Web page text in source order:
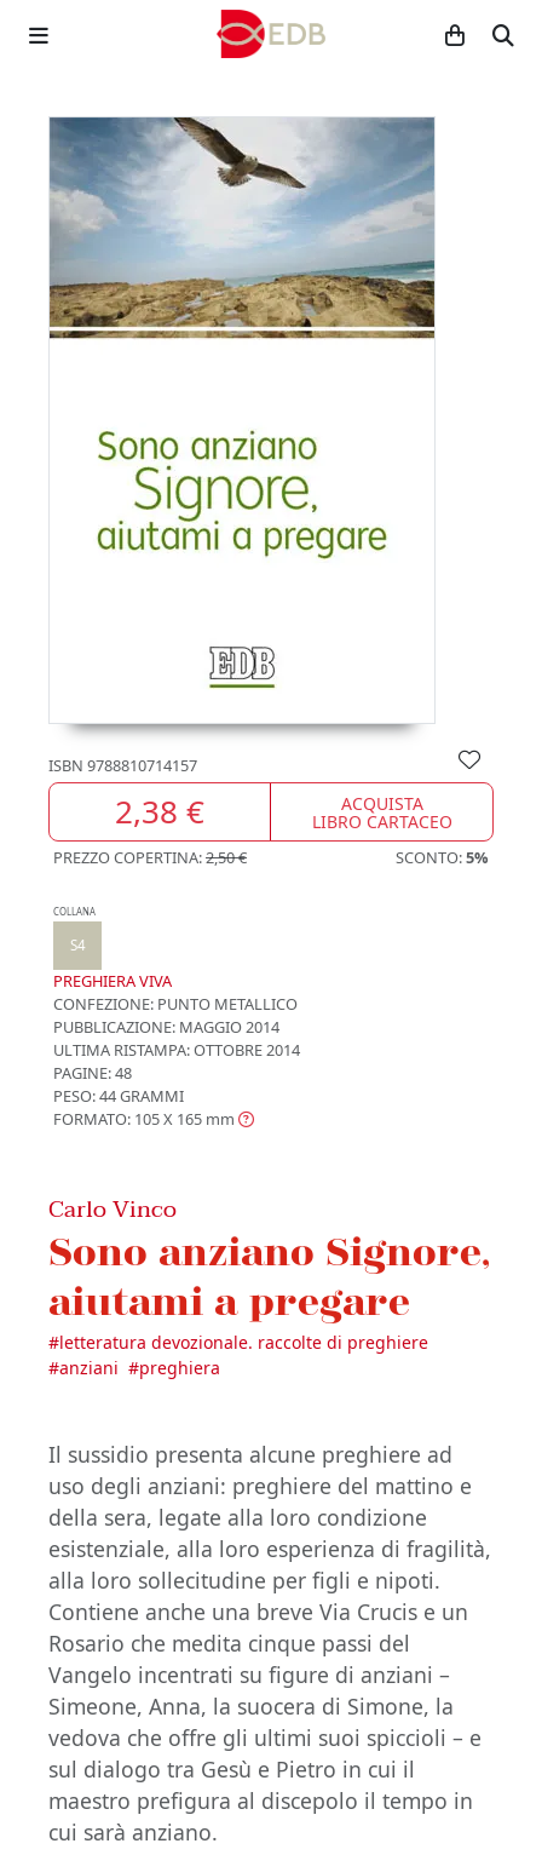
ISBN 9788810714157
2,38 € ACQUISTA
LIBRO CARTACEO
PREZZO COPERTINA:2,50 € SCONTO:5%
COLLANA
S4
PREGHIERA VIVA
CONFEZIONE: PUNTO METALLICO
PUBBLICAZIONE: MAGGIO 2014
ULTIMA RISTAMPA:OTTOBRE 2014
PAGINE: 48
PESO: 44 GRAMMI
FORMATO: 105 X 165 mm
Carlo Vinco
Sono anziano Signore,
aiutami a pregare
#letteratura devozionale. raccolte di preghiere
#anziani #preghiera
Il sussidio presenta alcune preghiere ad
uso degli anziani: preghiere del mattino e
della sera, legate alla loro condizione
esistenziale, alla loro esperienza di fragilità,
alla loro sollecitudine per figli e nipoti.
Contiene anche una breve Via Crucis e un
Rosario che medita cinque passi del
Vangelo incentrati su figure di anziani –
Simeone, Anna, la suocera di Simone, la
vedova che offre gli ultimi suoi spiccioli – e
sul dialogo tra Gesù e Pietro in cui il
maestro prefigura al discepolo il tempo in
cui sarà anziano.